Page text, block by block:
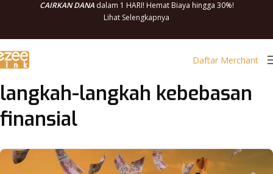
CAIRKAN DANAdalam 1 HARI! Hemat Biaya hingga 30%!
Lihat Selengkapnya
Daftar Merchant
langkah-langkah kebebasan
finansial